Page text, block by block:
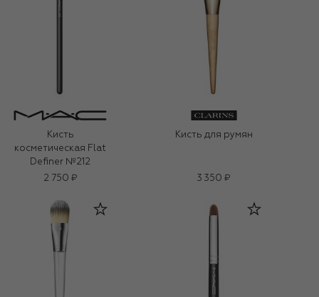
Кисть
косметическая Flat
Definer №212
2 750 ₽
Кисть для румян
3 350 ₽